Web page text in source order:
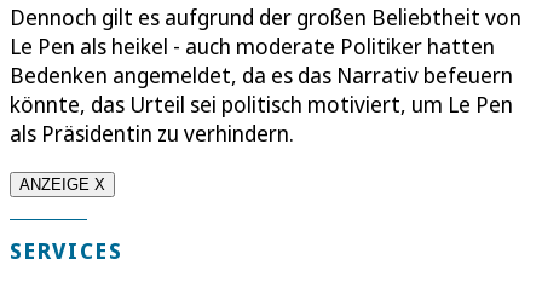
Dennoch gilt es aufgrund der großen Beliebtheit von
Le Pen als heikel - auch moderate Politiker hatten
Bedenken angemeldet, da es das Narrativ befeuern
könnte, das Urteil sei politisch motiviert, um Le Pen
als Präsidentin zu verhindern.
ANZEIGE X
SERVICES